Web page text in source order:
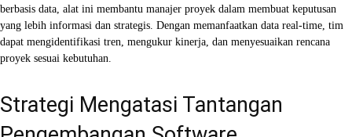
berbasis data, alat ini membantu manajer proyek dalam membuat keputusan
yang lebih informasi dan strategis. Dengan memanfaatkan data real-time, tim
dapat mengidentifikasi tren, mengukur kinerja, dan menyesuaikan rencana
proyek sesuai kebutuhan.
Strategi Mengatasi Tantangan